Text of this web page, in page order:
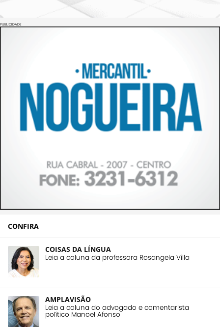
PUBLICIDADE
CONFIRA
COISAS DA LÍNGUA
Leia a coluna da professora Rosangela Villa
AMPLAVISÃO
Leia a coluna do advogado e comentarista
político Manoel Afonso